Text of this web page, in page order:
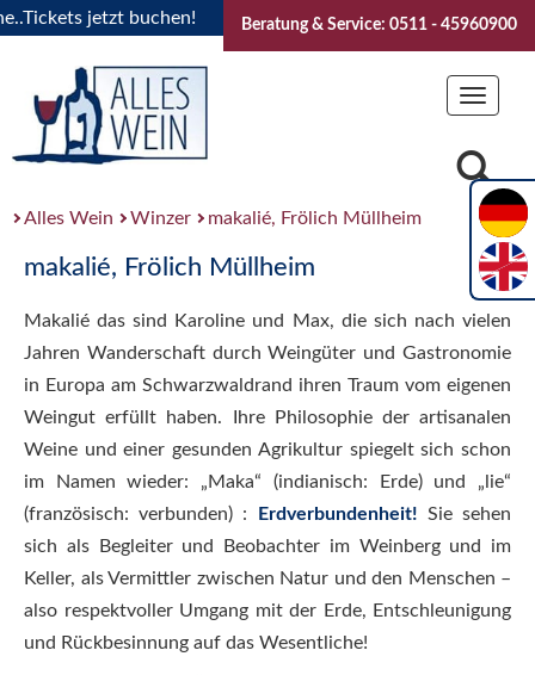
jetzt buchen! "Das Sommerfest 2026" Vive la
Beratung & Service: 0511 - 45960900
Toggle
Alles Wein Winzer makalié, Frölich Müllheim
makalié, Frölich Müllheim
Makalié das sind Karoline und Max, die sich nach vielen
Jahren Wanderschaft durch Weingüter und Gastronomie
in Europa am Schwarzwaldrand ihren Traum vom eigenen
Weingut erfüllt haben. Ihre Philosophie der artisanalen
Weine und einer gesunden Agrikultur spiegelt sich schon
im Namen wieder: „Maka“ (indianisch: Erde) und „lie“
(französisch: verbunden) : Erdverbundenheit! Sie sehen
sich als Begleiter und Beobachter im Weinberg und im
Keller, als Vermittler zwischen Natur und den Menschen –
also respektvoller Umgang mit der Erde, Entschleunigung
und Rückbesinnung auf das Wesentliche!